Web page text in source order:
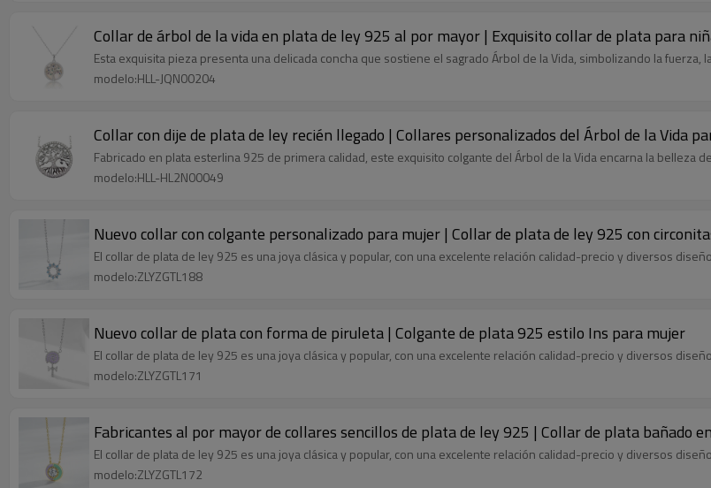
Collar de árbol de la vida en plata de ley 925 al por mayor | Exquisito collar de plata para
Esta exquisita pieza presenta una delicada concha que sostiene el sagrado Árbol de la Vida, simbolizando la
modelo:HLL-JQN00204
Collar con dije de plata de ley recién llegado | Collares personalizados del Árbol de la Vida
Fabricado en plata esterlina 925 de primera calidad, este exquisito colgante del Árbol de la Vida encarna la belleza
modelo:HLL-HL2N00049
Nuevo collar con colgante personalizado para mujer | Collar de plata de ley 925 con
El collar de plata de ley 925 es una joya clásica y popular, con una excelente relación calidad-precio y diversos
modelo:ZLYZGTL188
Nuevo collar de plata con forma de piruleta | Colgante de plata 925 estilo Ins para mujer
El collar de plata de ley 925 es una joya clásica y popular, con una excelente relación calidad-precio y diversos
modelo:ZLYZGTL171
Fabricantes al por mayor de collares sencillos de plata de ley 925 | Collar de plata bañado
El collar de plata de ley 925 es una joya clásica y popular, con una excelente relación calidad-precio y diversos
modelo:ZLYZGTL172